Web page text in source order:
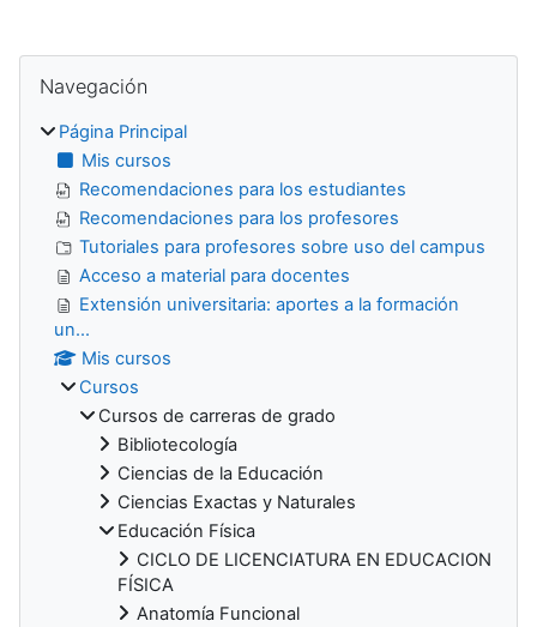
Bloques
Navegación
Página Principal
Mis cursos
Recomendaciones para los estudiantes
Recomendaciones para los profesores
Tutoriales para profesores sobre uso del campus
Acceso a material para docentes
Extensión universitaria: aportes a la formación
un...
Mis cursos
Cursos
Cursos de carreras de grado
Bibliotecología
Ciencias de la Educación
Ciencias Exactas y Naturales
Educación Física
CICLO DE LICENCIATURA EN EDUCACION
FÍSICA
Anatomía Funcional